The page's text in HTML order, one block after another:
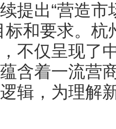
提出“营造
标和要求。
不仅呈现了
含着一流营
辑，为理解